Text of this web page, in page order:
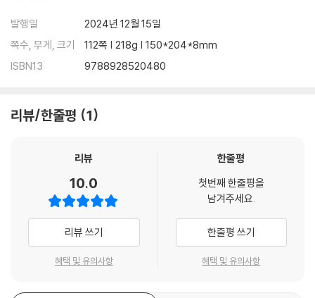
발행일
2024년 12월 15일
쪽수, 무게, 크기
112쪽 | 218g | 150*204*8mm
ISBN13
9788928520480
리뷰/한줄평 1
리뷰
10.0
리뷰 쓰기
혜택 및 유의사항
한줄평
첫번째 한줄평을
남겨주세요.
한줄평 쓰기
혜택 및 유의사항